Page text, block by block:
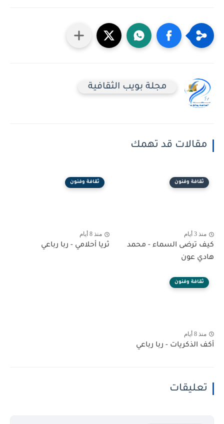
مجلة بويب الثقافية
مقالات قد تهمك
ثقافة وفنون
منذ 3 أيام
كيف ترضى السماء - محمد
هادي عون
ثقافة وفنون
منذ 8 أيام
ثريا أحلامي - ربا رباعي
ثقافة وفنون
منذ 8 أيام
أكف الذكريات - ربا رباعي
تعليقات